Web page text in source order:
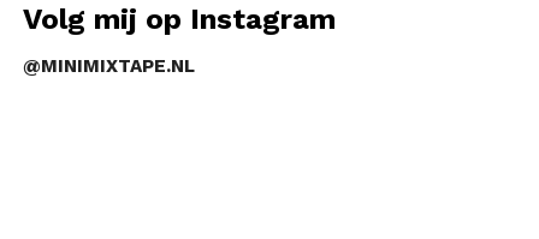
Volg mij op Instagram
@MINIMIXTAPE.NL